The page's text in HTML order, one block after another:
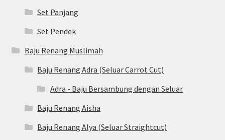
Set Panjang
Set Pendek
Baju Renang Muslimah
Baju Renang Adra (Seluar Carrot Cut)
Adra - Baju Bersambung dengan Seluar
Baju Renang Aisha
Baju Renang Alya (Seluar Straightcut)